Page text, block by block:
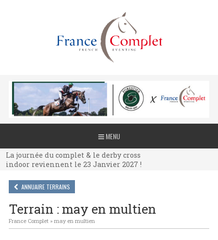
MENU
La journée du complet & le derby cross
indoor reviennent le 23 Janvier 2027 !
La journée du complet & le derby cross
indoor reviennent le 23 Janvier 2027 !
indoor reviennent le 23 Janvier 2027 !
ANNUAIRE TERRAINS
Terrain : may en multien
France Complet» may en multien